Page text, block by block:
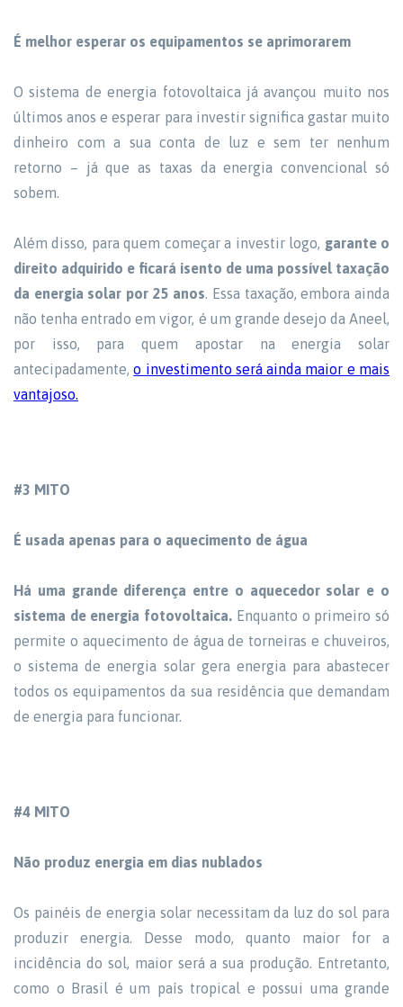
É melhor esperar os equipamentos se aprimorarem
O sistema de energia fotovoltaica já avançou muito nos
últimos anos e esperar para investir significa gastar muito
dinheiro com a sua conta de luz e sem ter nenhum
retorno – já que as taxas da energia convencional só
sobem.
Além disso, para quem começar a investir logo, garante o
direito adquirido e ficará isento de uma possível taxação
da energia solar por 25 anos. Essa taxação, embora ainda
não tenha entrado em vigor, é um grande desejo da Aneel,
por isso, para quem apostar na energia solar
antecipadamente,o investimento será ainda maior e mais
vantajoso.
#3 MITO
É usada apenas para o aquecimento de água
Há uma grande diferença entre o aquecedor solar e o
sistema de energia fotovoltaica. Enquanto o primeiro só
permite o aquecimento de água de torneiras e chuveiros,
o sistema de energia solar gera energia para abastecer
todos os equipamentos da sua residência que demandam
de energia para funcionar.
#4 MITO
Não produz energia em dias nublados
Os painéis de energia solar necessitam da luz do sol para
produzir energia. Desse modo, quanto maior for a
incidência do sol, maior será a sua produção. Entretanto,
como o Brasil é um país tropical e possui uma grande